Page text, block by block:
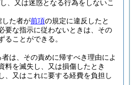
、又は迷惑となる行為をしないこ
した者が前項の規定に違反したと
要な指示に従わないときは、その
ることができる。
は、その責めに帰すべき理由によ
料を滅失し、又は損傷したとき
、又はこれに要する経費を負担し